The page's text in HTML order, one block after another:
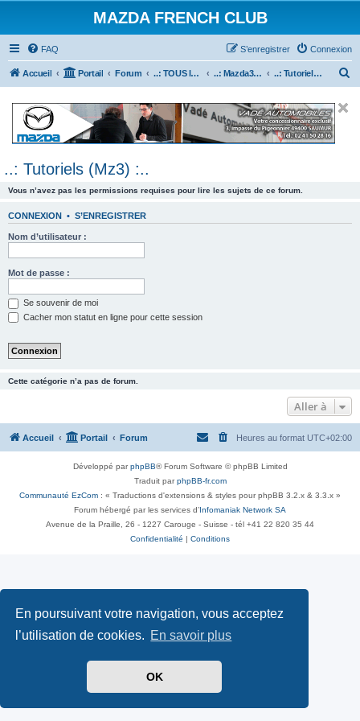
En poursuivant votre navigation, vous acceptez
l’utilisation de cookies. En savoir plus
OK
MAZDA FRENCH CLUB
FAQ Connexion
S’enregistrer
Accueil Portail Forum ..: TOUS les Véhicules MAZDA :.. ..: Mazda3 :.. ..: Tutoriels (Mz3) :..
e
..: Tutoriels (Mz3) :..
Vous n’avez pas les permissions requises pour lire les sujets de ce forum.
CONNEXION • S’ENREGISTRER
Nom d’utilisateur :
Mot de passe :
Se souvenir de moi
Cacher mon statut en ligne pour cette session
Cette catégorie n’a pas de forum.
Aller à
Accueil Portail Forum Heures au format UTC+02:00
Développé parphpBB® Forum Software © phpBB Limited
Traduit parphpBB-fr.com
Communauté EzCom : « Traductions d'extensions & styles pour phpBB 3.2.x & 3.3.x »
Forum hébergé par les services d’ Infomaniak Network SA
Avenue de la Praille, 26 - 1227 Carouge - Suisse - tél +41 22 820 35 44
Confidentialité
Conditions